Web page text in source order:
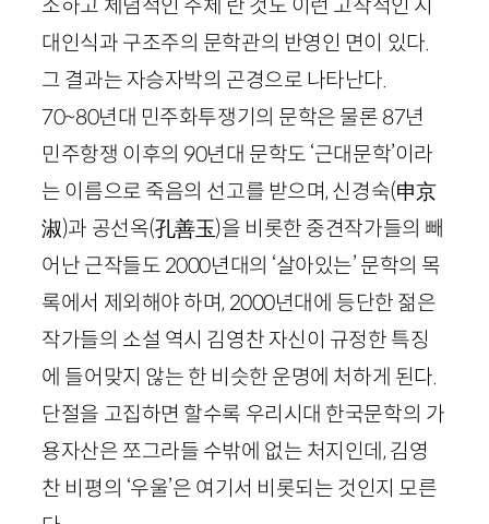
소하고 체념적인 주체’란 것도 이런 고착적인 시
대인식과 구조주의 문학관의 반영인 면이 있다.
그 결과는 자승자박의 곤경으로 나타난다.
70~80년대 민주화투쟁기의 문학은 물론 87년
민주항쟁 이후의 90년대 문학도 ‘근대문학’이라
는 이름으로 죽음의 선고를 받으며, 신경숙(申京
淑)과 공선옥(孔善玉)을 비롯한 중견작가들의 빼
어난 근작들도 2000년대의 ‘살아있는’ 문학의 목
록에서 제외해야 하며, 2000년대에 등단한 젊은
작가들의 소설 역시 김영찬 자신이 규정한 특징
에 들어맞지 않는 한 비슷한 운명에 처하게 된다.
단절을 고집하면 할수록 우리시대 한국문학의 가
용자산은 쪼그라들 수밖에 없는 처지인데, 김영
찬 비평의 ‘우울’은 여기서 비롯되는 것인지 모른